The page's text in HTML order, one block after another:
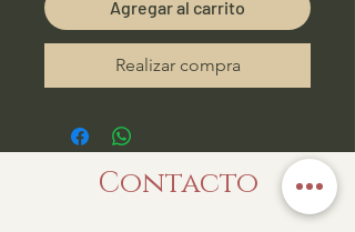
Agregar al carrito
Realizar compra
Contacto